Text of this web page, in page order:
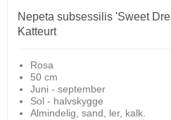
Nepeta subsessilis 'Sweet
Katteurt
Rosa
50 cm
Juni - september
Sol - halvskygge
Almindelig, sand, ler, kalk.